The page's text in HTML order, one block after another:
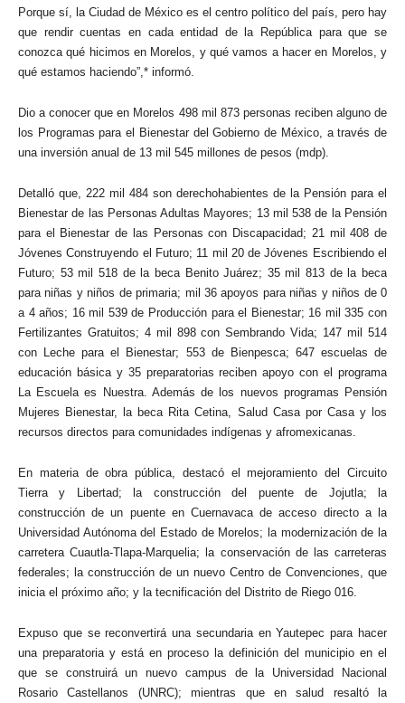
Porque sí, la Ciudad de México es el centro político del país, pero hay
que rendir cuentas en cada entidad de la República para que se
conozca qué hicimos en Morelos, y qué vamos a hacer en Morelos, y
qué estamos haciendo”,* informó.
Dio a conocer que en Morelos 498 mil 873 personas reciben alguno de
los Programas para el Bienestar del Gobierno de México, a través de
una inversión anual de 13 mil 545 millones de pesos (mdp).
Detalló que, 222 mil 484 son derechohabientes de la Pensión para el
Bienestar de las Personas Adultas Mayores; 13 mil 538 de la Pensión
para el Bienestar de las Personas con Discapacidad; 21 mil 408 de
Jóvenes Construyendo el Futuro; 11 mil 20 de Jóvenes Escribiendo el
Futuro; 53 mil 518 de la beca Benito Juárez; 35 mil 813 de la beca
para niñas y niños de primaria; mil 36 apoyos para niñas y niños de 0
a 4 años; 16 mil 539 de Producción para el Bienestar; 16 mil 335 con
Fertilizantes Gratuitos; 4 mil 898 con Sembrando Vida; 147 mil 514
con Leche para el Bienestar; 553 de Bienpesca; 647 escuelas de
educación básica y 35 preparatorias reciben apoyo con el programa
La Escuela es Nuestra. Además de los nuevos programas Pensión
Mujeres Bienestar, la beca Rita Cetina, Salud Casa por Casa y los
recursos directos para comunidades indígenas y afromexicanas.
En materia de obra pública, destacó el mejoramiento del Circuito
Tierra y Libertad; la construcción del puente de Jojutla; la
construcción de un puente en Cuernavaca de acceso directo a la
Universidad Autónoma del Estado de Morelos; la modernización de la
carretera Cuautla-Tlapa-Marquelia; la conservación de las carreteras
federales; la construcción de un nuevo Centro de Convenciones, que
inicia el próximo año; y la tecnificación del Distrito de Riego 016.
Expuso que se reconvertirá una secundaria en Yautepec para hacer
una preparatoria y está en proceso la definición del municipio en el
que se construirá un nuevo campus de la Universidad Nacional
Rosario Castellanos (UNRC); mientras que en salud resaltó la